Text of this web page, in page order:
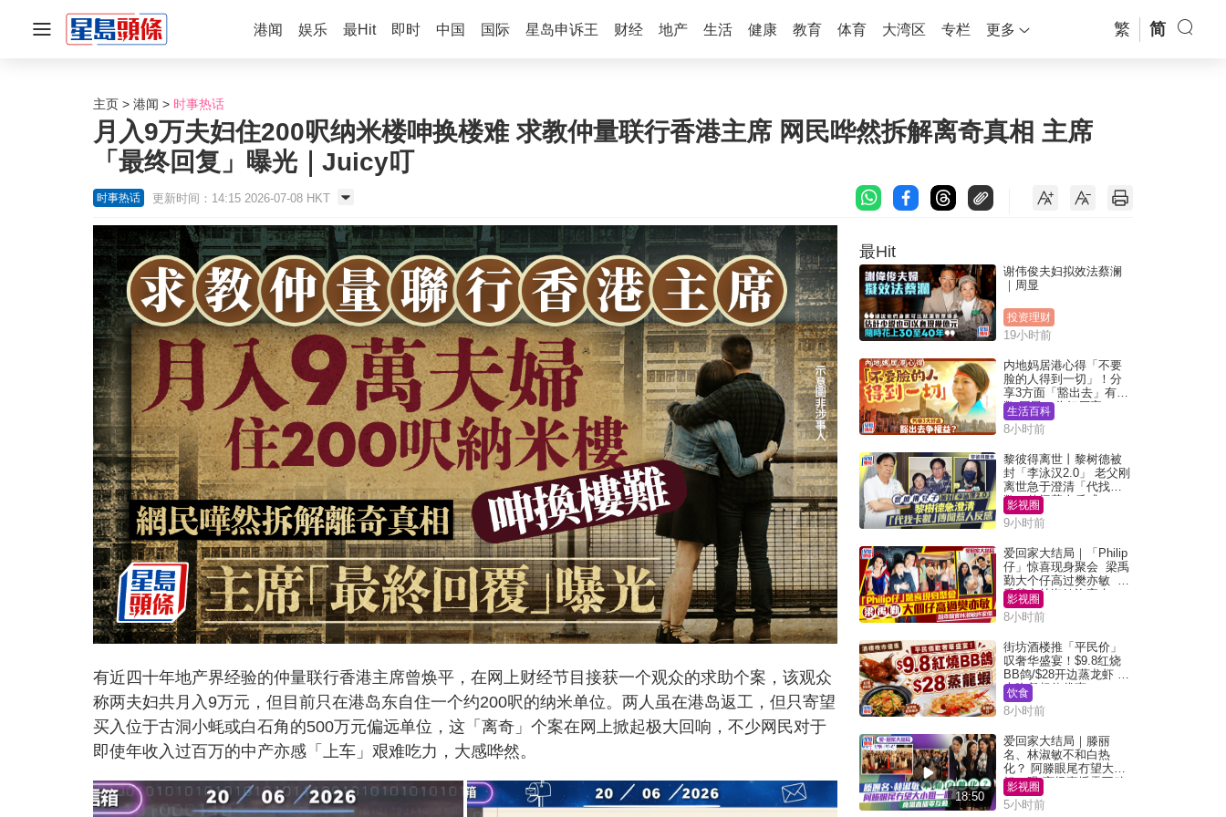
港闻 娱乐 最Hit 即时 中国 国际 星岛申诉王 财经 地产 生活 健康 教育 体育 大湾区 专栏 更多 繁 简
主页 港闻 时事热话
月入9万夫妇住200呎纳米楼呻换楼难 求教仲量联行香港主席 网民哗然拆解离奇真相 主席
「最终回复」曝光｜Juicy叮
时事热话 更新时间：14:15 2026-07-08 HKT
有近四十年地产界经验的仲量联行香港主席曾焕平，在网上财经节目接获一个观众的求助个案，该观众
称两夫妇共月入9万元，但目前只在港岛东自住一个约200呎的纳米单位。两人虽在港岛返工，但只寄望
买入位于古洞小蚝或白石角的500万元偏远单位，这「离奇」个案在网上掀起极大回响，不少网民对于
即使年收入过百万的中产亦感「上车」艰难吃力，大感哗然。
最Hit
谢伟俊夫妇拟效法蔡澜
｜周显
投资理财
19小时前
内地妈居港心得「不要
脸的人得到一切」！分
享3方面「豁出去」有著
数 网民：你好厉害
生活百科
8小时前
黎彼得离世丨黎树德被
封「李泳汉2.0」 老父刚
离世急于澄清「代找卡
数」传闻惹人反感
影视圈
9小时前
爱回家大结局｜「Philip
仔」惊喜现身聚会 梁禹
勤大个仔高过樊亦敏 超
乖黐实林淑敏许家杰
影视圈
8小时前
街坊酒楼推「平民价」
叹奢华盛宴！$9.8红烧
BB鸽/$28开边蒸龙虾 3
大晚餐超值优惠
饮食
8小时前
18:50
爱回家大结局｜滕丽
名、林淑敏不和白热
化？ 阿滕眼尾冇望大小
姐一眼 商场直播零互动
影视圈
5小时前